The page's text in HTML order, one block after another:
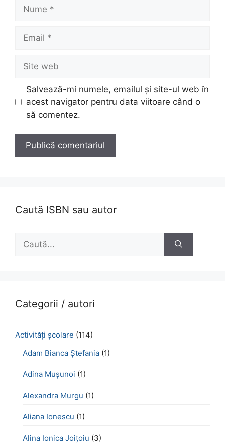
web
Salvează-mi numele, emailul și site-ul web în
acest navigator pentru data viitoare când o
să comentez.
Caută ISBN sau autor
Caută
Categorii / autori
Activităţi şcolare (114)
Adam Bianca Ștefania (1)
Adina Mușunoi (1)
Alexandra Murgu (1)
Aliana Ionescu (1)
Alina Ionica Joițoiu (3)